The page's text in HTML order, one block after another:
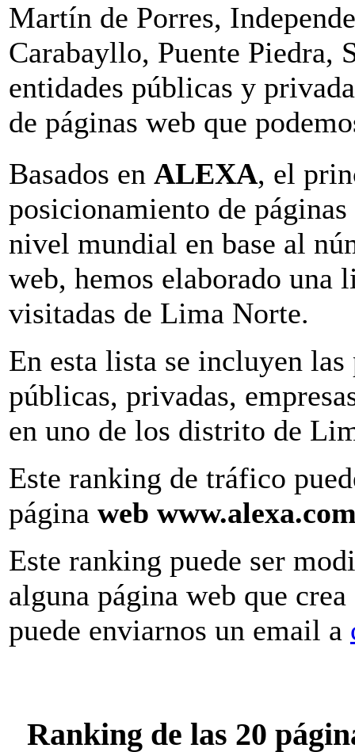
Martín de Porres,
Carabayllo, Puente Piedra,
entidades públicas y
de páginas web que
Basados en ALEXA, el
posicionamiento de
nivel mundial en base al
web, hemos elaborado una
visitadas de Lima Norte.
En esta lista se incluyen
públicas, privadas,
en uno de los distrito de
Este ranking de tráfico
página web
Este ranking puede ser
alguna página web que
puede enviarnos un email a
Ranking de las 20